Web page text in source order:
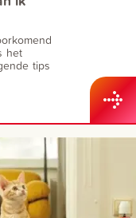
het
tips